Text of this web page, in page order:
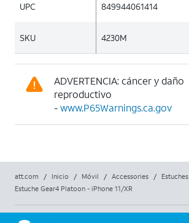
UPC 849944061414
SKU 4230M
ADVERTENCIA: cáncer y daño
reproductivo
-www.P65Warnings.ca.gov
att.com / Inicio / Móvil / Accessories / Estuches
Estuche Gear4 Platoon - iPhone 11/XR